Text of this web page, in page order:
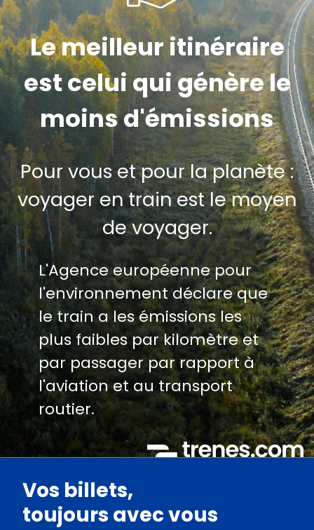
Le meilleur itinéraire
est celui qui génère le
moins d'émissions
Pour vous et pour la planète :
voyager en train est le moyen
de voyager.
L'Agence européenne pour
l'environnement déclare que
le train a les émissions les
plus faibles par kilomètre et
par passager par rapport à
l'aviation et au transport
routier.
Vos billets,
toujours avec vous